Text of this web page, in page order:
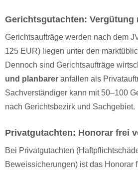
Gerichtsgutachten: Vergütung
Gerichtsaufträge werden nach dem
125 EUR) liegen unter den
Dennoch sind Gerichtsaufträge
und planbarer anfallen als
Sachverständiger kann mit 50–100
nach Gerichtsbezirk und Sachgebiet.
Privatgutachten: Honorar frei
Bei Privatgutachten
Beweissicherungen) ist das Honorar